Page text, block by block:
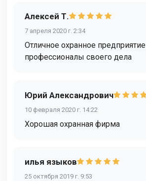
Алексей Т.
7 апреля 2020 г. 2:34
Отличное охранное предприятие
профессионалы своего дела
Юрий Александрович
10 февраля 2020 г. 14:22
Хорошая охранная фирма
илья языков
25 октября 2019 г. 9:53